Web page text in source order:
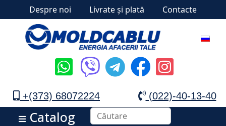
Despre noi Livrate și plată Contacte
+(373) 68072224 (022)-40-13-40
Catalog